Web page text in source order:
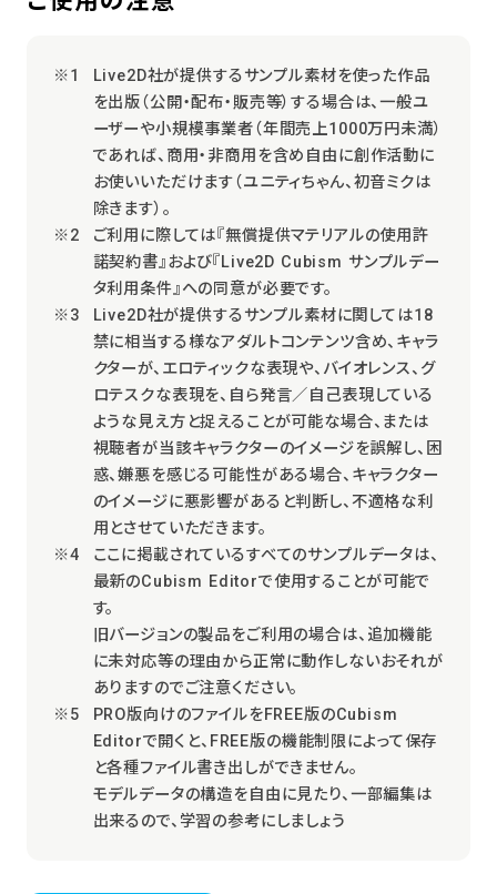
Live2D社が提供するサンプル素材を使った作品
を出版（公開・配布・販売等）する場合は、一般ユ
ーザーや小規模事業者（年間売上1000万円未満）
であれば、商用・非商用を含め自由に創作活動に
お使いいただけます（ユニティちゃん、初音ミクは
除きます）。
ご利用に際しては『無償提供マテリアルの使用許
諾契約書』および『Live2D Cubism サンプルデー
タ利用条件』への同意が必要です。
Live2D社が提供するサンプル素材に関しては18
禁に相当する様なアダルトコンテンツ含め、キャラ
クターが、エロティックな表現や、バイオレンス、グ
ロテスクな表現を、自ら発言／自己表現している
ような見え方と捉えることが可能な場合、または
視聴者が当該キャラクターのイメージを誤解し、困
惑、嫌悪を感じる可能性がある場合、キャラクター
のイメージに悪影響があると判断し、不適格な利
用とさせていただきます。
ここに掲載されているすべてのサンプルデータは、
最新のCubism Editorで使用することが可能で
す。
旧バージョンの製品をご利用の場合は、追加機能
に未対応等の理由から正常に動作しないおそれが
ありますのでご注意ください。
PRO版向けのファイルをFREE版のCubism
Editorで開くと、FREE版の機能制限によって保存
と各種ファイル書き出しができません。
モデルデータの構造を自由に見たり、一部編集は
出来るので、学習の参考にしましょう